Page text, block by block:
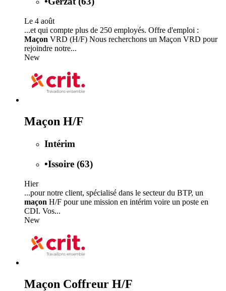
Le 4 août
...et qui compte plus de 250 employés. Offre d'emploi :
Maçon VRD (H/F) Nous recherchons un Maçon VRD pour
rejoindre notre...
New
Maçon H/F
Intérim
•Issoire (63)
Hier
...pour notre client, spécialisé dans le secteur du BTP, un
maçon H/F pour une mission en intérim voire un poste en
CDI. Vos...
New
Maçon Coffreur H/F